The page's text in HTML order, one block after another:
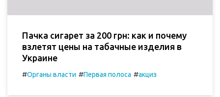
Пачка сигарет за 200 грн: как и почему
взлетят цены на табачные изделия в
Украине
#Органы власти #Первая полоса #акциз